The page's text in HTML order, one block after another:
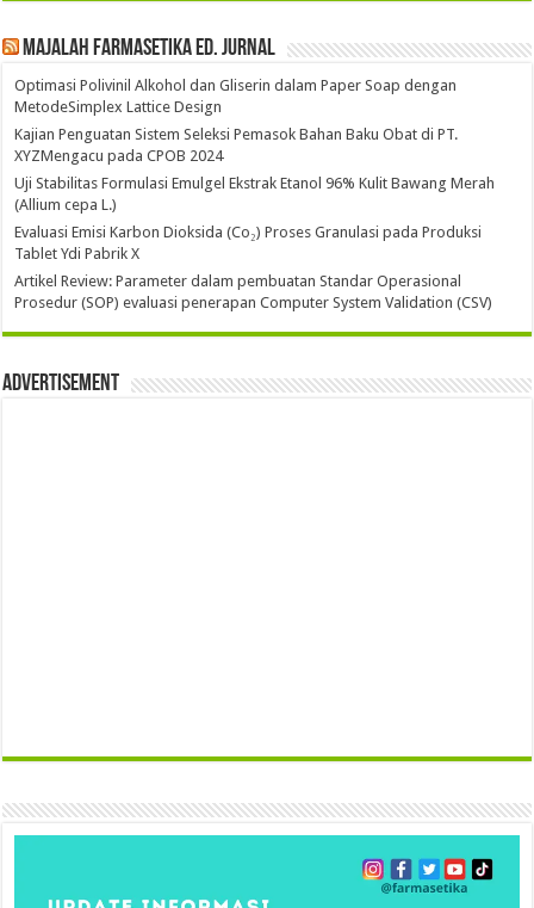
Majalah Farmasetika Ed. Jurnal
Optimasi Polivinil Alkohol dan Gliserin dalam Paper Soap dengan
MetodeSimplex Lattice Design
Kajian Penguatan Sistem Seleksi Pemasok Bahan Baku Obat di PT.
XYZMengacu pada CPOB 2024
Uji Stabilitas Formulasi Emulgel Ekstrak Etanol 96% Kulit Bawang Merah
(Allium cepa L.)
Evaluasi Emisi Karbon Dioksida (Co₂) Proses Granulasi pada Produksi
Tablet Ydi Pabrik X
Artikel Review: Parameter dalam pembuatan Standar Operasional
Prosedur (SOP) evaluasi penerapan Computer System Validation (CSV)
Advertisement